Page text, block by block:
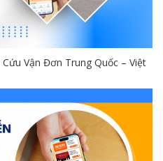
Vận Đơn Trung Quốc – Việt